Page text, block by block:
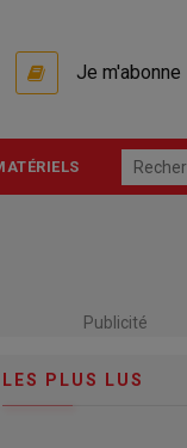
Je m'abonne
Publicité
LES PLUS LUS